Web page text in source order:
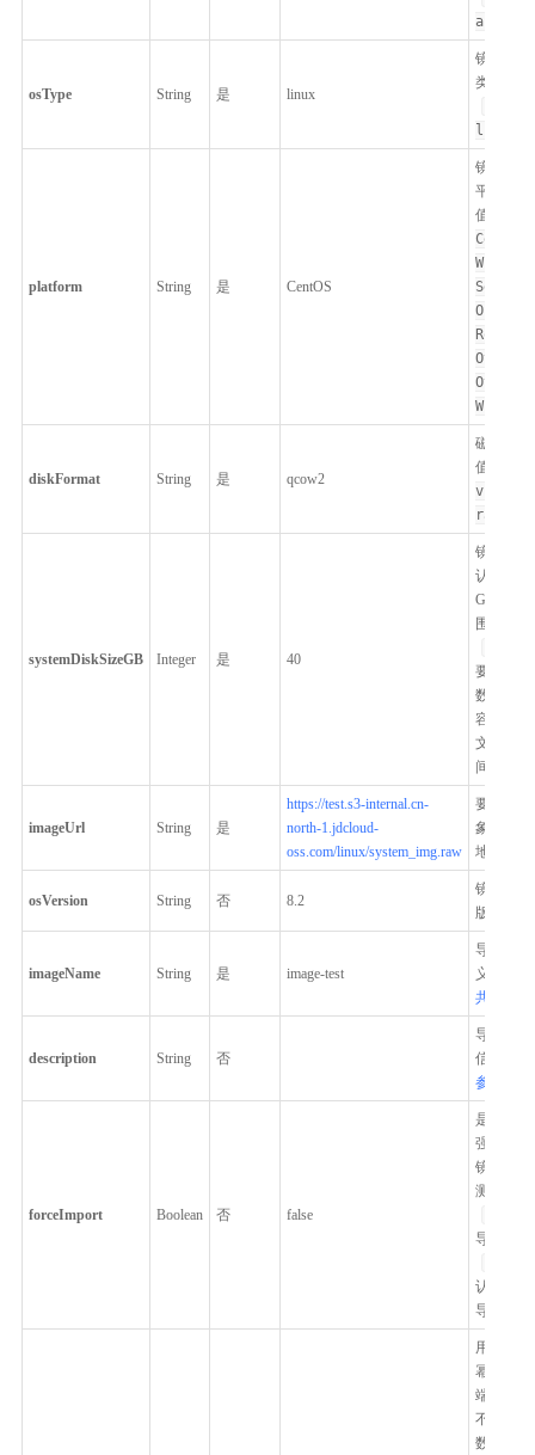
arm64
osType String 是 linux
镜像的
类型。
linux
platform String 是 CentOS
镜像的
平台名
值：
CentOS
Windows
Server
Rocky
Other
Other
Windows
diskFormat String 是 qcow2
磁盘格
值：
vhd、
raw
systemDiskSizeGB Integer 是 40
镜像系
认容量
GiB。取
围：
要求值是
数倍。
容量不
文件系
间大小。
imageUrl String 是
https://test.s3-internal.cn-
north-1.jdcloud-
oss.com/linux/system_img.raw
要导入
象存储
地址。
osVersion String 否 8.2
镜像的
版本。
imageName String 是 image-test
导入镜
义名称
共参数
description String 否
导入镜
信息。
参数规范
forceImport Boolean 否 false
是否强
强制导
镜像的
测。 可
导入；
认值）
导入。
用于保
幂等性
端生成
不同请
数唯一